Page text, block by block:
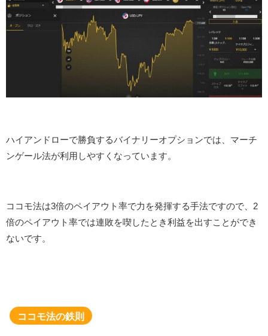
ハイアンドローで勝負するバイナリーオプションでは、マーチ
ンゲール法が利用しやすくなっています。
ココモ法は3倍のペイアウト率で力を発揮する手法ですので、2
倍のペイアウト率では連敗を喫したとき利益を出すことができ
ないです。
ココモ法の鉄則